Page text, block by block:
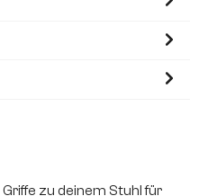
zu deinem Stuhl für